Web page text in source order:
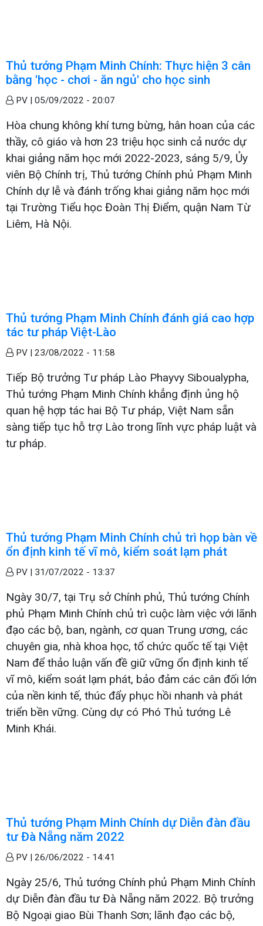
Thủ tướng Phạm Minh Chính: Thực hiện 3 cân
bằng 'học - chơi - ăn ngủ' cho học sinh
PV | 05/09/2022 - 20:07
Hòa chung không khí tưng bừng, hân hoan của các
thầy, cô giáo và hơn 23 triệu học sinh cả nước dự
khai giảng năm học mới 2022-2023, sáng 5/9, Ủy
viên Bộ Chính trị, Thủ tướng Chính phủ Phạm Minh
Chính dự lễ và đánh trống khai giảng năm học mới
tại Trường Tiểu học Đoàn Thị Điểm, quận Nam Từ
Liêm, Hà Nội.
Thủ tướng Phạm Minh Chính đánh giá cao hợp
tác tư pháp Việt-Lào
PV | 23/08/2022 - 11:58
Tiếp Bộ trưởng Tư pháp Lào Phayvy Siboualypha,
Thủ tướng Phạm Minh Chính khẳng định ủng hộ
quan hệ hợp tác hai Bộ Tư pháp, Việt Nam sẵn
sàng tiếp tục hỗ trợ Lào trong lĩnh vực pháp luật và
tư pháp.
Thủ tướng Phạm Minh Chính chủ trì họp bàn về
ổn định kinh tế vĩ mô, kiểm soát lạm phát
PV | 31/07/2022 - 13:37
Ngày 30/7, tại Trụ sở Chính phủ, Thủ tướng Chính
phủ Phạm Minh Chính chủ trì cuộc làm việc với lãnh
đạo các bộ, ban, ngành, cơ quan Trung ương, các
chuyên gia, nhà khoa học, tổ chức quốc tế tại Việt
Nam để thảo luận vấn đề giữ vững ổn định kinh tế
vĩ mô, kiểm soát lạm phát, bảo đảm các cân đối lớn
của nền kinh tế, thúc đẩy phục hồi nhanh và phát
triển bền vững. Cùng dự có Phó Thủ tướng Lê
Minh Khái.
Thủ tướng Phạm Minh Chính dự Diễn đàn đầu
tư Đà Nẵng năm 2022
PV | 26/06/2022 - 14:41
Ngày 25/6, Thủ tướng Chính phủ Phạm Minh Chính
dự Diễn đàn đầu tư Đà Nẵng năm 2022. Bộ trưởng
Bộ Ngoại giao Bùi Thanh Sơn; lãnh đạo các bộ,